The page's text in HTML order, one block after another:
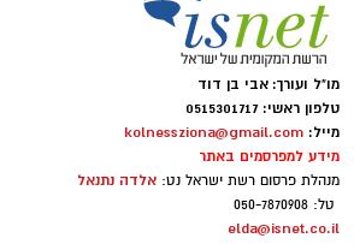
יכולנו לשאול, לפרוק, ללמוד, ואף
דמעה...", כך כתבו משתתפי
המפגשים במסגרת קבוצת התמיכה
כלים מקצועיים ומרחב רגשי
הקבוצה שנפגשה למשך עשרה
למשתתפים כלים ומיומנויות
החל משנת הלימודים הקרובה
פיננסי כיוזמת חובה בכל כיתות
במטרה להקנות לתלמידים כלים
תקציב, הבנת שוק ההון וקריאת
כאשר בשנה שלאחר מכן תתרחב
לשכבת כיתות י'
מו"ל ועורך: אבי בן דוד
טלפון ראשי: 0515301717
מייל: kolnessziona@gmail.com
מידע למפרסמים באתר
מנהלת פרסום רשת ישראל נט: אלדה נתנאל
טל: 050-7870908
elda@isnet.co.il